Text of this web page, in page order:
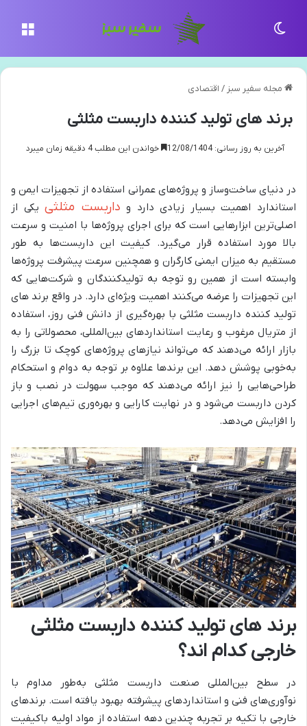
مجله سفیر سبز / اقتصادی
برند های تولید کننده داربست مثلثی
آخرین به روز رسانی: 12/08/1404 خواندن این مطلب 4 دقیقه زمان میبرد
در دنیای ساخت‌وساز و پروژه‌های عمرانی استفاده از تجهیزات ایمن و
استاندارد اهمیت بسیار زیادی دارد و داربست مثلثییکی از
اصلی‌ترین ابزارهایی است که برای اجرای پروژه‌ها با امنیت و سرعت
بالا مورد استفاده قرار می‌گیرد. کیفیت این داربست‌ها به طور
مستقیم به میزان ایمنی کارگران و همچنین سرعت پیشرفت پروژه‌ها
وابسته است از همین رو توجه به تولیدکنندگان و شرکت‌هایی که
این تجهیزات را عرضه می‌کنند اهمیت ویژه‌ای دارد. در واقع برند های
تولید کننده داربست مثلثی با بهره‌گیری از دانش فنی روز، استفاده
از متریال مرغوب و رعایت استانداردهای بین‌المللی، محصولاتی را به
بازار ارائه می‌دهند که می‌تواند نیازهای پروژه‌های کوچک تا بزرگ را
به‌خوبی پوشش دهد. این برندها علاوه بر توجه به دوام و استحکام
طراحی‌هایی را نیز ارائه می‌دهند که موجب سهولت در نصب و باز
کردن داربست می‌شود و در نهایت کارایی و بهره‌وری تیم‌های اجرایی
را افزایش می‌دهد.
برند های تولید کننده داربست مثلثی
خارجی کدام اند؟
در سطح بین‌المللی صنعت داربست مثلثی به‌طور مداوم با
نوآوری‌های فنی و استانداردهای پیشرفته بهبود یافته است. برندهای
خارجی با تکیه بر تجربه چندین دهه استفاده از مواد اولیه باکیفیت